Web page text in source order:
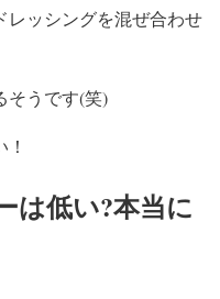
レッシングを混ぜ合わせ
そうです(笑)
は低い?本当に